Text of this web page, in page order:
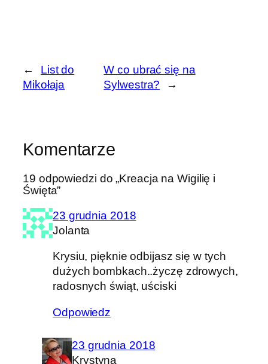
←
List do
Mikołaja
W co ubrać się na
Sylwestra?
→
Komentarze
19 odpowiedzi do „Kreacja na Wigilię i
Święta”
23 grudnia 2018
Jolanta
Krysiu, pięknie odbijasz się w tych
dużych bombkach..życzę zdrowych,
radosnych świąt, uściski
Odpowiedz
23 grudnia 2018
Krystyna